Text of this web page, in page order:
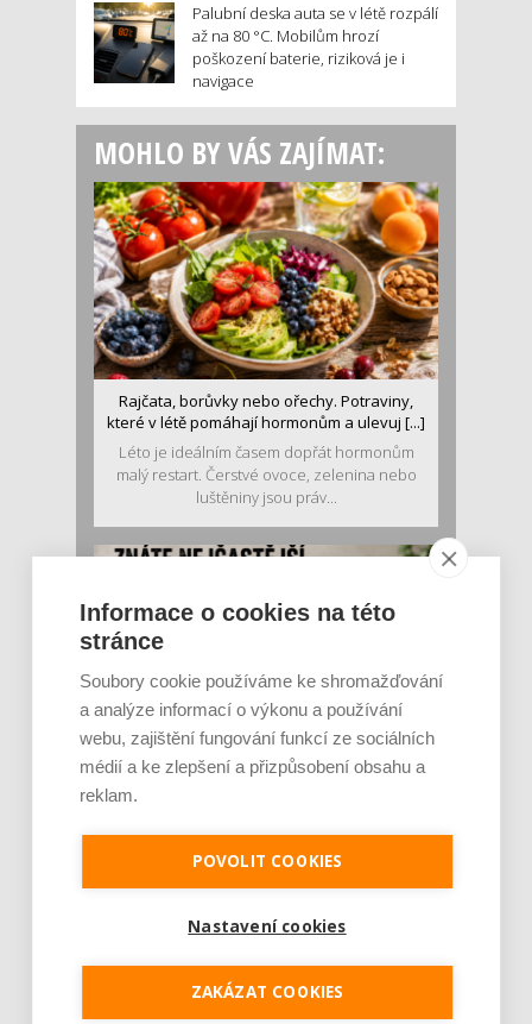
Palubní deska auta se v létě rozpálí
až na 80 °C. Mobilům hrozí
poškození baterie, riziková je i
navigace
MOHLO BY VÁS ZAJÍMAT:
Rajčata, borůvky nebo ořechy. Potraviny,
které v létě pomáhají hormonům a ulevuj [...]
Léto je ideálním časem dopřát hormonům
malý restart. Čerstvé ovoce, zelenina nebo
luštěniny jsou práv...
Je jen pro sportovce, přiberu po něm a ve
stravě ho mám dostatek. Znáte nejčastějš [...]
v oblasti zdraví, výživy i dlouhověkosti. Přesto
se o ně...
Informace o cookies na této
stránce
Soubory cookie používáme ke shromažďování
a analýze informací o výkonu a používání
webu, zajištění fungování funkcí ze sociálních
médií a ke zlepšení a přizpůsobení obsahu a
reklam.
POVOLIT COOKIES
Nastavení cookies
ZAKÁZAT COOKIES